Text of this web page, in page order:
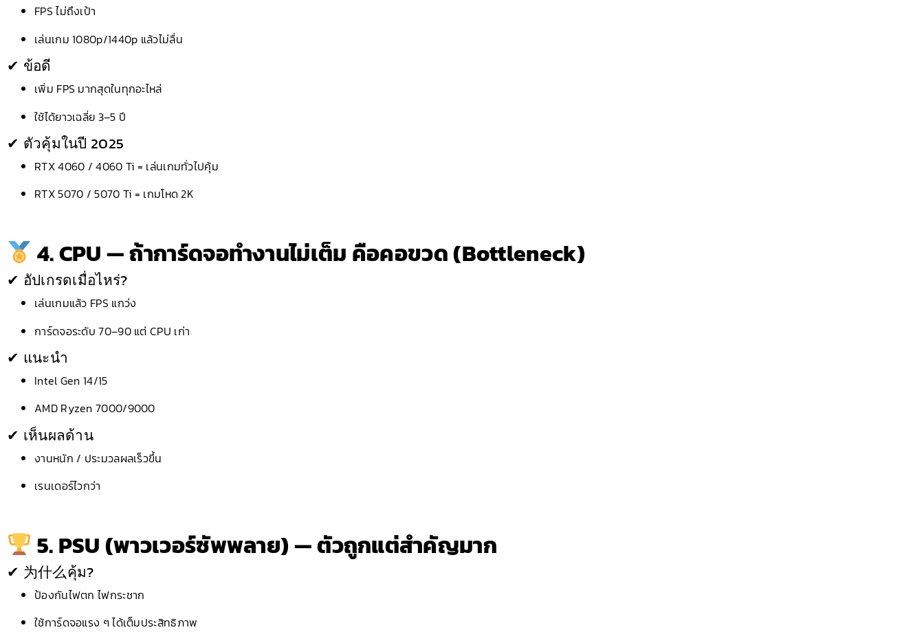
FPS ไม่ถึงเป้า
เล่นเกม 1080p/1440p แล้วไม่ลื่น
✔ ข้อดี
เพิ่ม FPS มากสุดในทุกอะไหล่
ใช้ได้ยาวเฉลี่ย 3–5 ปี
✔ ตัวคุ้มในปี 2025
RTX 4060 / 4060 Ti = เล่นเกมทั่วไปคุ้ม
RTX 5070 / 5070 Ti = เกมโหด 2K
4. CPU — ถ้าการ์ดจอทำงานไม่เต็ม คือคอขวด (Bottleneck)
✔ อัปเกรดเมื่อไหร่?
เล่นเกมแล้ว FPS แกว่ง
การ์ดจอระดับ 70–90 แต่ CPU เก่า
✔ แนะนำ
Intel Gen 14/15
AMD Ryzen 7000/9000
✔ เห็นผลด้าน
งานหนัก / ประมวลผลเร็วขึ้น
เรนเดอร์ไวกว่า
5. PSU (พาวเวอร์ซัพพลาย) — ตัวถูกแต่สำคัญมาก
✔ 为什么คุ้ม?
ป้องกันไฟตก ไฟกระชาก
ใช้การ์ดจอแรง ๆ ได้เต็มประสิทธิภาพ